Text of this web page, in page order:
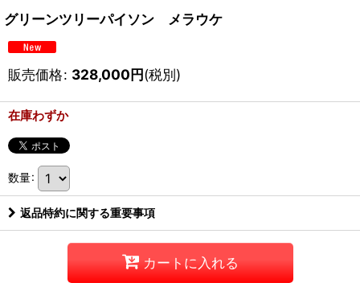
グリーンツリーパイソン メラウケ
販売価格: 328,000円(税別)
在庫わずか
数量:
返品特約に関する重要事項
カートに入れる